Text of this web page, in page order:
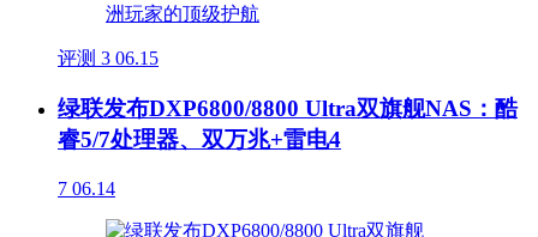
评测 3 06.15
绿联发布DXP6800/8800 Ultra双旗舰NAS：酷
睿5/7处理器、双万兆+雷电4
7 06.14